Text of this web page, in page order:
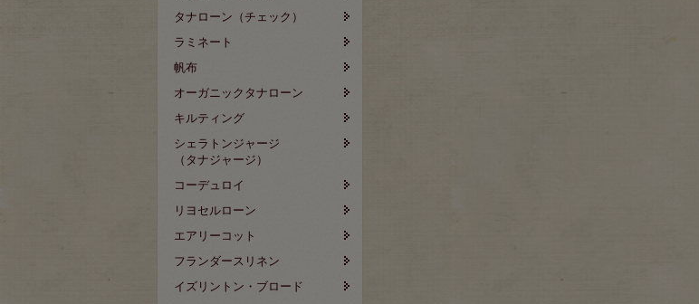
タナローン（チェック）
ラミネート
帆布
オーガニックタナローン
キルティング
シェラトンジャージ
（タナジャージ）
コーデュロイ
リヨセルローン
エアリーコット
フランダースリネン
イズリントン・ブロード